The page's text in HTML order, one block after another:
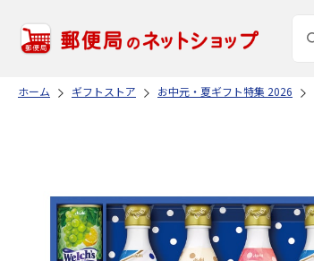
ホーム ギフトストア お中元・夏ギフト特集 2026